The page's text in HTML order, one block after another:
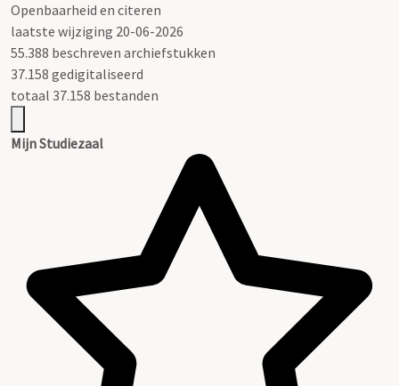
Openbaarheid en citeren
laatste wijziging 20-06-2026
55.388 beschreven archiefstukken
37.158 gedigitaliseerd
totaal 37.158 bestanden
Mijn Studiezaal